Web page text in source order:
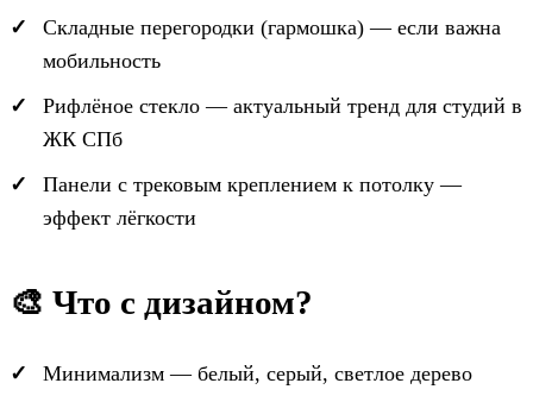
Складные перегородки (гармошка) — если важна
мобильность
Рифлёное стекло — актуальный тренд для студий в
ЖК СПб
Панели с трековым креплением к потолку —
эффект лёгкости
🎨 Что с дизайном?
Минимализм — белый, серый, светлое дерево